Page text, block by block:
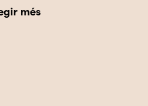
i DC Comics. Des de
més